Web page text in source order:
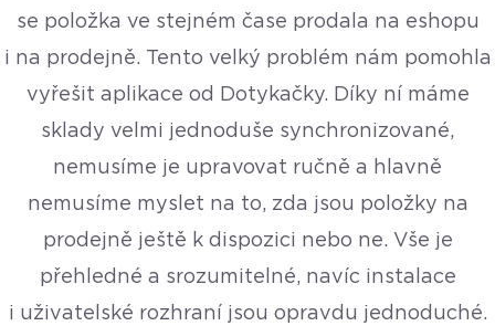
se položka ve stejném čase prodala na eshopu
i na prodejně. Tento velký problém nám pomohla
vyřešit aplikace od Dotykačky. Díky ní máme
sklady velmi jednoduše synchronizované,
nemusíme je upravovat ručně a hlavně
nemusíme myslet na to, zda jsou položky na
prodejně ještě k dispozici nebo ne. Vše je
přehledné a srozumitelné, navíc instalace
i uživatelské rozhraní jsou opravdu jednoduché.